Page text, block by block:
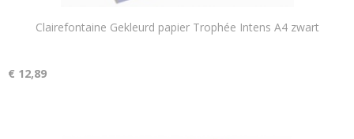
Clairefontaine Gekleurd papier Trophée Intens A4 zwart
€ 12,89